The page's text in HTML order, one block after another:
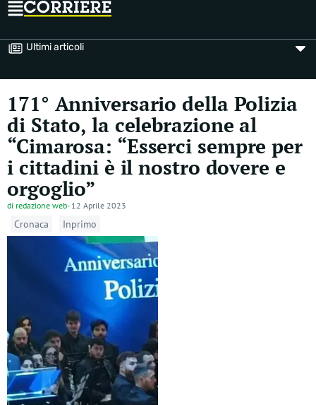
Ultimi articoli
171° Anniversario della Polizia
di Stato, la celebrazione al
“Cimarosa: “Esserci sempre per
i cittadini è il nostro dovere e
orgoglio”
di redazione web- 12 Aprile 2023
Cronaca Inprimo